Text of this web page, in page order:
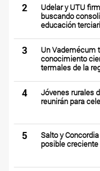
2
Udelar y UTU
buscando
educación
3
Un Vademécum
conocimiento
termales de la
4
Jóvenes rurales
reunirán para
5
Salto y
posible